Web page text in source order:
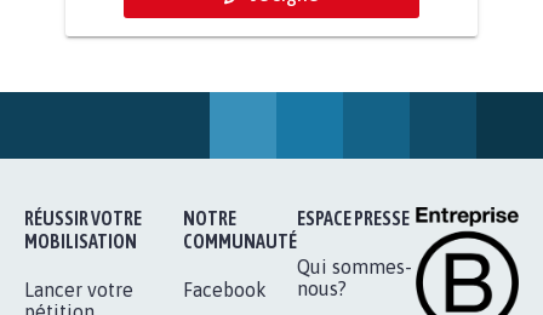
STOP AU PROJET AGRIVOLTAÏQUE
Je signe